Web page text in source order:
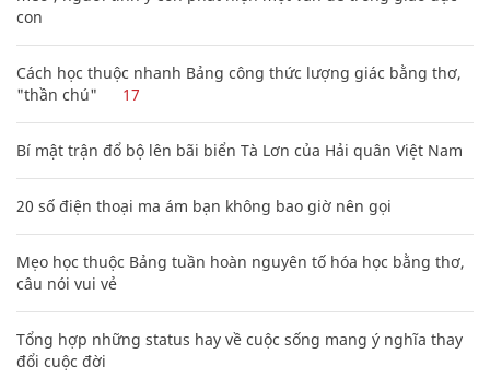
con
Cách học thuộc nhanh Bảng công thức lượng giác bằng thơ,
"thần chú"
17
Bí mật trận đổ bộ lên bãi biển Tà Lơn của Hải quân Việt Nam
20 số điện thoại ma ám bạn không bao giờ nên gọi
Mẹo học thuộc Bảng tuần hoàn nguyên tố hóa học bằng thơ,
câu nói vui vẻ
Tổng hợp những status hay về cuộc sống mang ý nghĩa thay
đổi cuộc đời